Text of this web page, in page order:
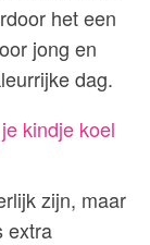
het een
jong en
dag.
kindje koel
zijn, maar
extra